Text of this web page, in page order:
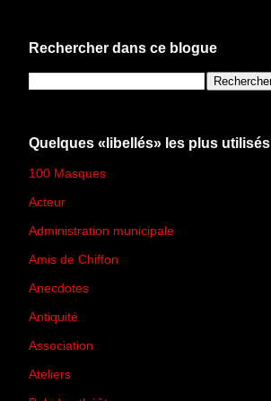
Rechercher dans ce blogue
Quelques «libellés» les plus utilisés
100 Masques
Acteur
Administration municipale
Amis de Chiffon
Anecdotes
Antiquité
Association
Ateliers